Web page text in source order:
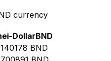
currency
DollarBND
BND